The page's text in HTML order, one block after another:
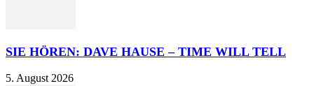
SIE HÖREN: DAVE HAUSE – TIME WILL TELL
5. August 2026